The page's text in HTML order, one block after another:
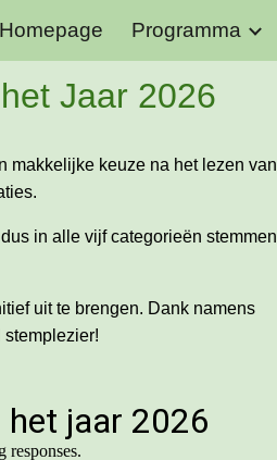
to navigation
Homepage Programma
Jaar 2026
makkelijke keuze na het lezen van
in alle vijf categorieën stemmen
uit te brengen. Dank namens